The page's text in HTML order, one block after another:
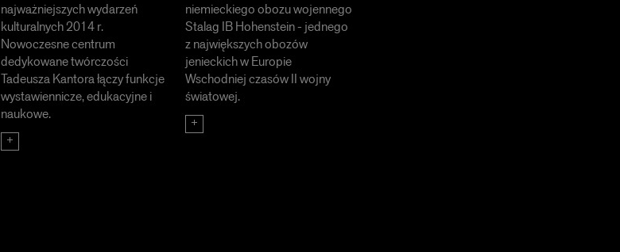
najważniejszych wydarzeń
kulturalnych 2014 r.
Nowoczesne centrum
dedykowane twórczości
Tadeusza Kantora łączy funkcje
wystawiennicze, edukacyjne i
naukowe.
niemieckiego obozu wojennego
Stalag IB Hohenstein - jednego
z największych obozów
jenieckich w Europie
Wschodniej czasów II wojny
światowej.